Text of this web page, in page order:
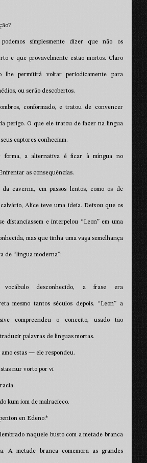
simplesmente dizer que não os
e que provavelmente estão mortos. Claro
lhe permitirá voltar periodicamente para
ou serão descobertos.
conformado, e tratou de convencer
perigo. O que ele tratou de fazer na língua
captores conheciam.
a alternativa é ficar à míngua no
as consequências.
da caverna, em passos lentos, como os de
Alice teve uma ideia. Deixou que os
distanciassem e interpelou “Leon” em uma
mas que tinha uma vaga semelhança
de “língua moderna”:
desconhecido, a frase era
mesmo tantos séculos depois. “Leon” a
compreendeu o conceito, usado tão
palavras de línguas mortas.
estas — ele respondeu.
nur vorto por vi
kum iom de malracieco.
en Edeno.*
naquele busto com a metade branca
A metade branca comemora as grandes